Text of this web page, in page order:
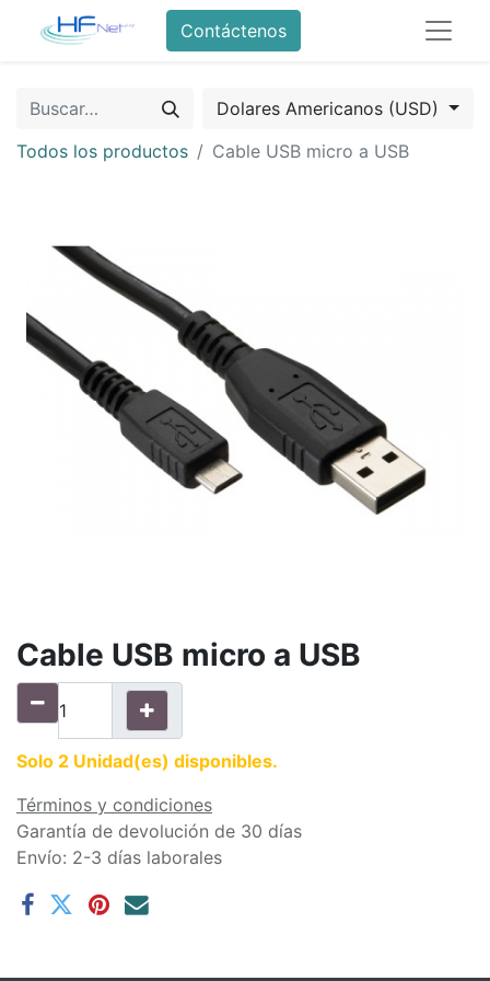
Contáctenos
Dolares Americanos (USD)
Todos los productos
Cable USB micro a USB
Cable USB micro a USB
Solo 2 Unidad(es) disponibles.
Términos y condiciones
Garantía de devolución de 30 días
Envío: 2-3 días laborales